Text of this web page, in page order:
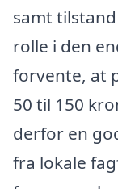
samt
rolle i den
forvente, at
50 til 150
derfor en
fra lokale